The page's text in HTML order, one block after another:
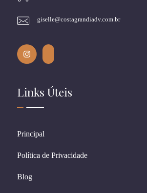
giselle@costagrandiadv.com.br
Links Úteis
Principal
Política de Privacidade
Blog